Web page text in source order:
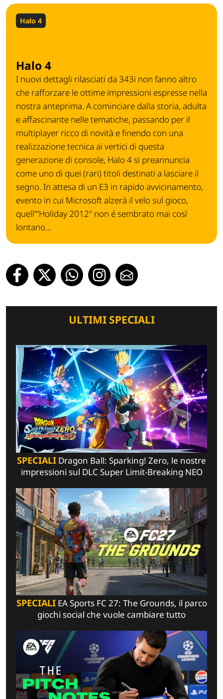
Halo 4
Halo 4
I nuovi dettagli rilasciati da 343i non fanno altro
che rafforzare le ottime impressioni espresse nella
nostra anteprima. A cominciare dalla storia, adulta
e affascinante nelle tematiche, passando per il
multiplayer ricco di novità e finendo con una
realizzazione tecnica ai vertici di questa
generazione di console, Halo 4 si preannuncia
come uno di quei (rari) titoli destinati a lasciare il
segno. In attesa di un E3 in rapido avvicinamento,
evento in cui Microsoft alzerà il velo sul gioco,
quell'"Holiday 2012" non é sembrato mai così
lontano...
ULTIMI SPECIALI
SPECIALI Dragon Ball: Sparking! Zero, le nostre
impressioni sul DLC Super Limit-Breaking NEO
SPECIALIEA Sports FC 27: The Grounds, il parco
giochi social che vuole cambiare tutto